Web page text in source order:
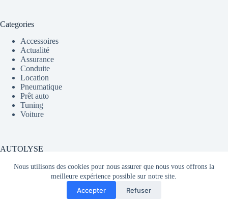
Nous utilisons des cookies pour nous assurer que nous vous offrons la
meilleure expérience possible sur notre site.
Accepter Refuser
Categories
Accessoires
Actualité
Assurance
Conduite
Location
Pneumatique
Prêt auto
Tuning
Voiture
AUTOLYSE
Média partageant du contenu sur l'actualité automobile en
France et dans le monde.